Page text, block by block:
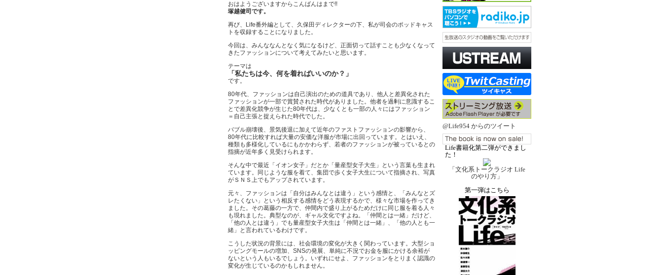
@Life954 からのツイート
Life書籍化第二弾ができまし
た！
「文化系トークラジオ Life
のやり方」
第一弾はこちら
おはようございますからこんばんはまで!!
塚越健司です。
再び、Life番外編として、久保田ディレクターの下、私が司会のポッドキャス
トを収録することになりました。
今回は、みんななんとなく気になるけど、正面切って話すことも少なくなって
きたファッションについて考えてみたいと思います。
テーマは
「私たちは今、何を着ればいいのか？」
です。
80年代、ファッションは自己演出のための道具であり、他人と差異化された
ファッションが一部で賞賛された時代がありました。他者を過剰に意識するこ
とで差異化競争が生じた80年代は、少なくとも一部の人々にはファッション
＝自己主張と捉えられた時代でした。
バブル崩壊後、景気後退に加えて近年のファストファッションの影響から、
80年代に比較すれば大量の安価な洋服が市場に出回っています。とはいえ、
種類も多様化しているにもかかわらず、若者のファッションが被っているとの
指摘が近年多く見受けられます。
そんな中で最近「イオン女子」だとか「量産型女子大生」という言葉も生まれ
ています。同じような服を着て、集団で歩く女子大生について指摘され、写真
がＳＮＳ上でもアップされています。
元々、ファッションは「自分はみんなとは違う」という感情と、「みんなとズ
レたくない」という相反する感情をどう表現するかで、様々な市場を作ってき
ました。その葛藤の一方で、仲間内で盛り上がるためだけに同じ服を着る人々
も現れました。典型なのが、ギャル文化ですよね。「仲間とは一緒」だけど、
「他の人とは違う」でも量産型女子大生は「仲間とは一緒」、「他の人とも一
緒」と言われているわけです。
こうした状況の背景には、社会環境の変化が大きく関わっています。大型ショ
ッピングモールの増加、SNSの発展、単純に不況でお金を服にかける余裕が
ないという人もいるでしょう。いずれにせよ、ファッションをとりまく認識の
変化が生じているのかもしれません。